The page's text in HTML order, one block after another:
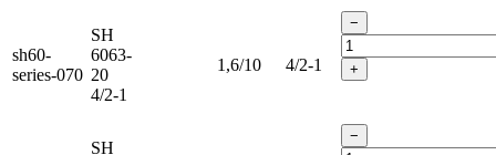
sh60-
series-070
SH
6063-
20
4/2-1
1,6/10 4/2-1
−
+
SH
−